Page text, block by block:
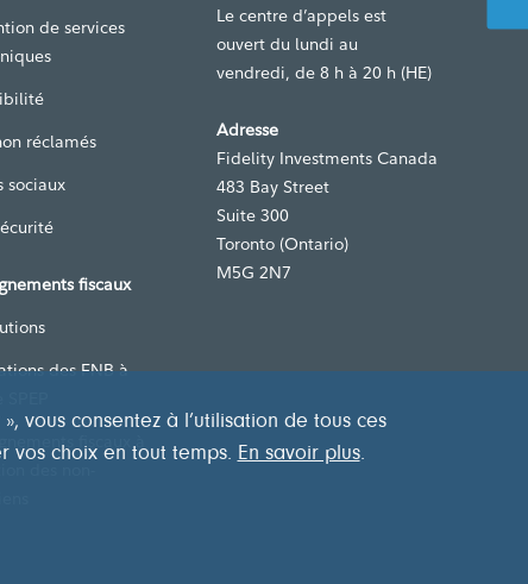
de services
réclamés
sociaux
fiscaux
des FNB à
fiscaux à
Le centre d’appels est
ouvert du lundi au
vendredi, de 8 h à 20 h (HE)
Adresse
Fidelity Investments Canada
483 Bay Street
Suite 300
Toronto (Ontario)
M5G 2N7
vous consentez à l’utilisation de tous ces
vos choix en tout temps. En savoir plus.